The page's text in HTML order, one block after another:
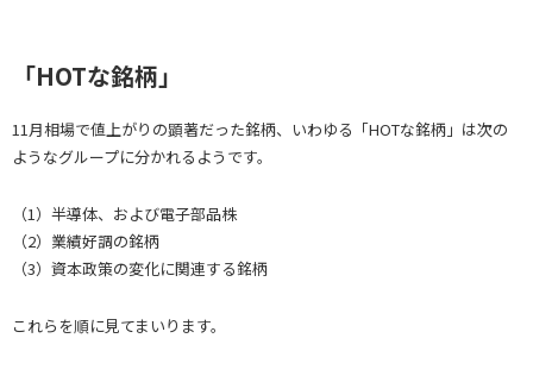
「HOTな銘柄」
11月相場で値上がりの顕著だった銘柄、いわゆる「HOTな銘柄」は次の
ようなグループに分かれるようです。
（1）半導体、および電子部品株
（2）業績好調の銘柄
（3）資本政策の変化に関連する銘柄
これらを順に見てまいります。